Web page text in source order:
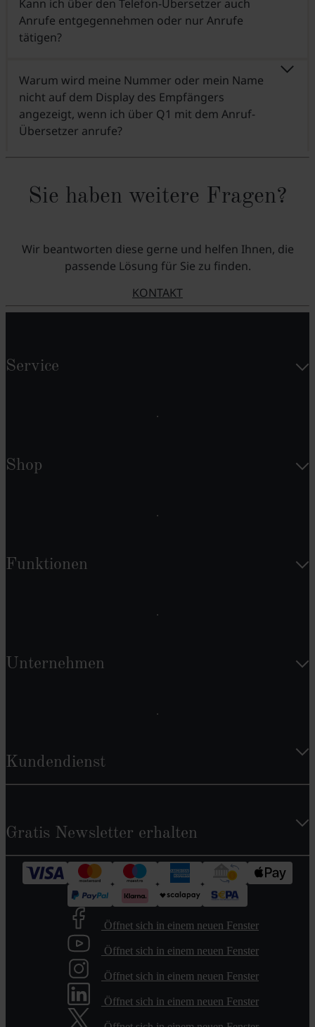
Kann ich über den Telefon-Übersetzer auch
Anrufe entgegennehmen oder nur Anrufe
tätigen?
Warum wird meine Nummer oder mein Name
nicht auf dem Display des Empfängers
angezeigt, wenn ich über Q1 mit dem Anruf-
Übersetzer anrufe?
Sie haben weitere Fragen?
Wir beantworten diese gerne und helfen Ihnen, die
passende Lösung für Sie zu finden.
KONTAKT
Service
Shop
Funktionen
Unternehmen
Kundendienst
Gratis Newsletter erhalten
Öffnet sich in einem neuen Fenster
Öffnet sich in einem neuen Fenster
Öffnet sich in einem neuen Fenster
Öffnet sich in einem neuen Fenster